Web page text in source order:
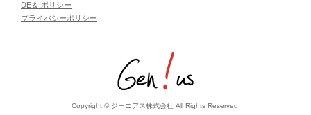
DE＆Iポリシー
プライバシーポリシー
Copyright © ジーニアス株式会社 All Rights Reserved.